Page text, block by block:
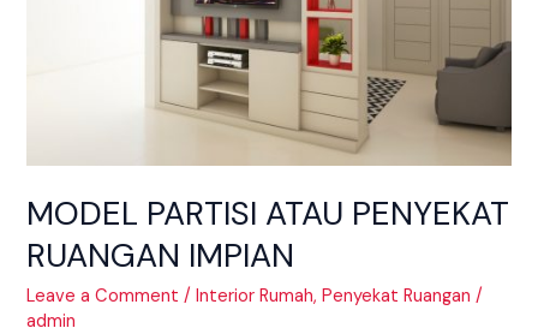
MODEL PARTISI ATAU PENYEKAT
RUANGAN IMPIAN
Leave a Comment /Interior Rumah,Penyekat Ruangan /
admin